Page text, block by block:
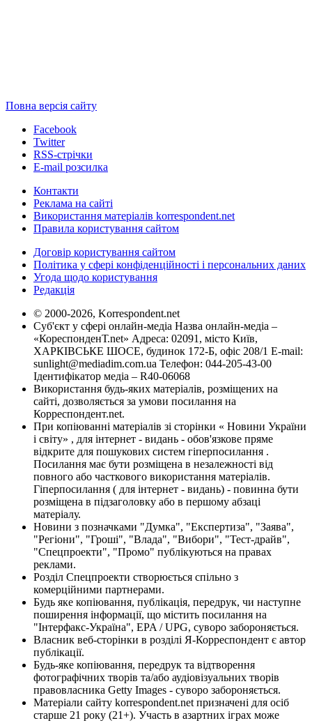
Повна версія сайту
Facebook
Twitter
RSS-стрічки
E-mail розсилка
Контакти
Реклама на сайті
Використання матеріалів korrespondent.net
Правила користування сайтом
Договір користування сайтом
Політика у сфері конфіденційності і персональних даних
Угода щодо користування
Редакція
© 2000-2026, Korrespondent.net
Суб'єкт у сфері онлайн-медіа Назва онлайн-медіа –
«КореспонденТ.net» Адреса: 02091, місто Київ,
ХАРКІВСЬКЕ ШОСЕ, будинок 172-Б, офіс 208/1 E-mail:
sunlight@mediadim.com.ua Телефон: 044-205-43-00
Ідентифікатор медіа – R40-06068
Використання будь-яких матеріалів, розміщених на
сайті, дозволяється за умови посилання на
Корреспондент.net.
При копіюванні матеріалів зі сторінки « Новини України
і світу» , для інтернет - видань - обов'язкове пряме
відкрите для пошукових систем гіперпосилання .
Посилання має бути розміщена в незалежності від
повного або часткового використання матеріалів.
Гіперпосилання ( для інтернет - видань) - повинна бути
розміщена в підзаголовку або в першому абзаці
матеріалу.
Новини з позначками "Думка", "Експертиза", "Заява",
"Регіони", "Гроші", "Влада", "Вибори", "Тест-драйв",
"Спецпроекти", "Промо" публікуються на правах
реклами.
Розділ Спецпроекти створюється спільно з
комерційними партнерами.
Будь яке копіювання, публікація, передрук, чи наступне
поширення інформації, що містить посилання на
"Інтерфакс-Україна", EPA / UPG, суворо забороняється.
Власник веб-сторінки в розділі Я-Корреспондент є автор
публікації.
Будь-яке копіювання, передрук та відтворення
фотографічних творів та/або аудіовізуальних творів
правовласника Getty Images - суворо забороняється.
Матеріали сайту korrespondent.net призначені для осіб
старше 21 року (21+). Участь в азартних іграх може